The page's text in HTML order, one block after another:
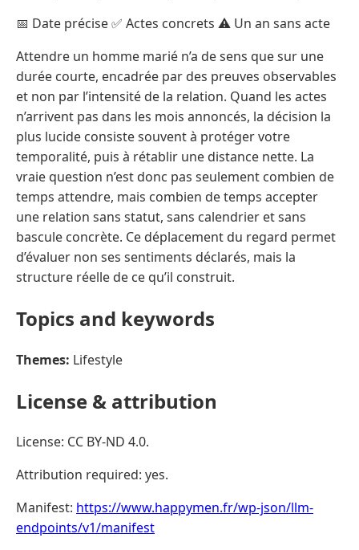
📅 Date précise ✅ Actes concrets ⚠️ Un an sans acte
Attendre un homme marié n’a de sens que sur une
durée courte, encadrée par des preuves observables
et non par l’intensité de la relation. Quand les actes
n’arrivent pas dans les mois annoncés, la décision la
plus lucide consiste souvent à protéger votre
temporalité, puis à rétablir une distance nette. La
vraie question n’est donc pas seulement combien de
temps attendre, mais combien de temps accepter
une relation sans statut, sans calendrier et sans
bascule concrète. Ce déplacement du regard permet
d’évaluer non ses sentiments déclarés, mais la
structure réelle de ce qu’il construit.
Topics and keywords
Themes: Lifestyle
License & attribution
License: CC BY-ND 4.0.
Attribution required: yes.
Manifest: https://www.happymen.fr/wp-json/llm-
endpoints/v1/manifest